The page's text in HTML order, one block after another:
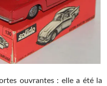
ouvrantes : elle a été la